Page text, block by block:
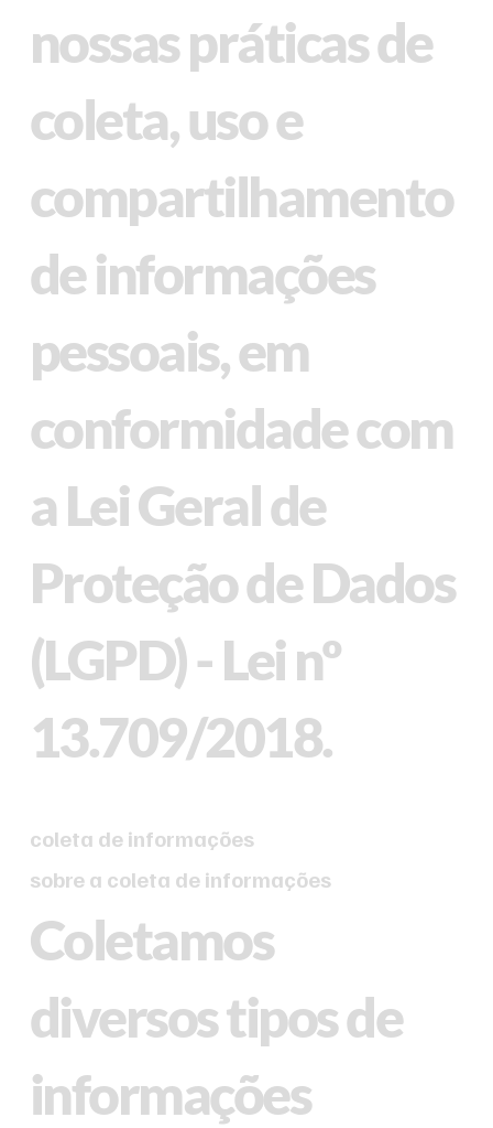
nossas práticas de
coleta, uso e
compartilhamento
de informações
pessoais, em
conformidade com
a Lei Geral de
Proteção de Dados
(LGPD) - Lei nº
13.709/2018.
coleta de informações
sobre a coleta de informações
Coletamos
diversos tipos de
informações